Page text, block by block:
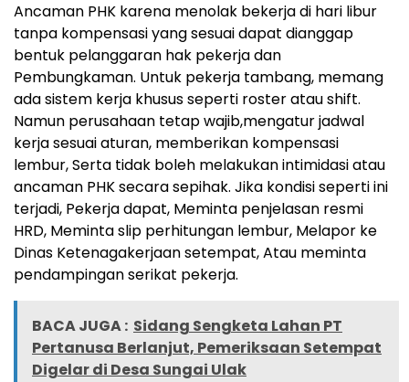
‎‎Ancaman PHK karena menolak bekerja di hari libur
tanpa kompensasi yang sesuai dapat dianggap
bentuk pelanggaran hak pekerja dan
Pembungkaman. Untuk pekerja tambang, memang
ada sistem kerja khusus seperti roster atau shift.
Namun perusahaan tetap wajib,‎mengatur jadwal
kerja sesuai aturan, ‎memberikan kompensasi
lembur, ‎Serta tidak boleh melakukan intimidasi atau
ancaman PHK secara sepihak. ‎Jika kondisi seperti ini
terjadi, Pekerja dapat, Meminta penjelasan resmi
HRD, ‎Meminta slip perhitungan lembur, ‎Melapor ke
Dinas Ketenagakerjaan setempat, Atau meminta
pendampingan serikat pekerja.
BACA JUGA : Sidang Sengketa Lahan PT
Pertanusa Berlanjut, Pemeriksaan Setempat
Digelar di Desa Sungai Ulak